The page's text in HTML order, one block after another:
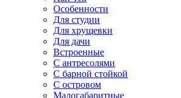
Особенности
Для студии
Для хрущевки
Для дачи
Встроенные
С антресолями
С барной стойкой
С островом
Малогабаритные